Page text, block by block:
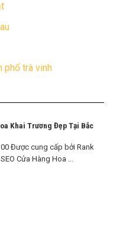
phố trà vinh
Khai Trương Đẹp Tại Bắc
Được cung cấp bởi Rank
Cửa Hàng Hoa ...